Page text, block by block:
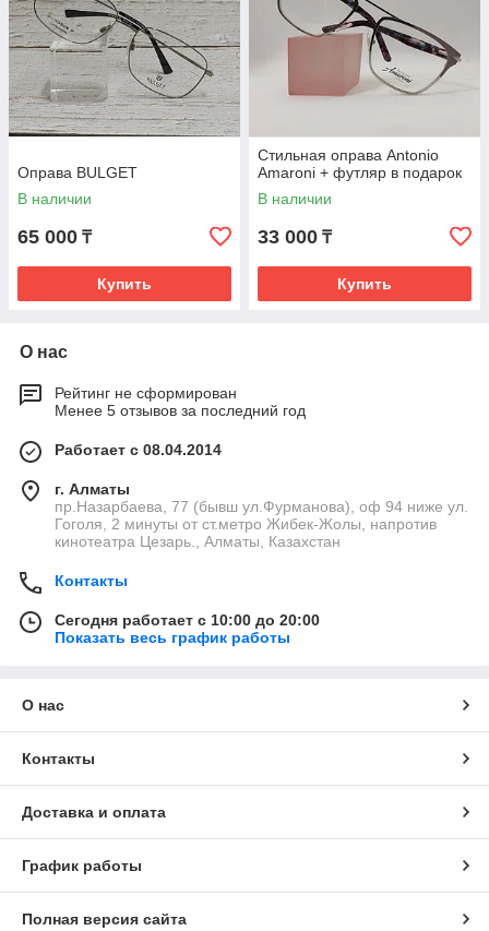
Оправа BULGET
В наличии
65 000 ₸
Купить
Стильная оправа Antonio
Amaroni + футляр в подарок
В наличии
33 000 ₸
Купить
О нас
Рейтинг не сформирован
Менее 5 отзывов за последний год
Работает с 08.04.2014
г. Алматы
пр.Назарбаева, 77 (бывш ул.Фурманова), оф 94 ниже ул.
Гоголя, 2 минуты от ст.метро Жибек-Жолы, напротив
кинотеатра Цезарь., Алматы, Казахстан
Контакты
Сегодня работает с 10:00 до 20:00
Показать весь график работы
О нас
Контакты
Доставка и оплата
График работы
Полная версия сайта